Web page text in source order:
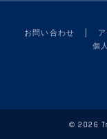
お問い合わせ
個
© 2026